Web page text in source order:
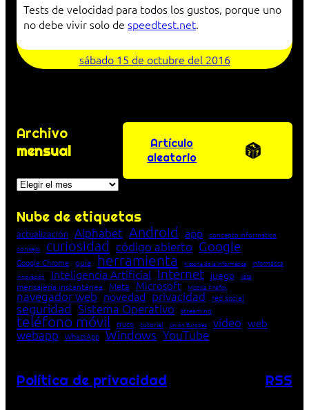
Tests de velocidad para todos los gustos, porque uno
no debe vivir solo de speedtest.net.
sábado 15 de octubre del 2016
Archivo
mensual
Archivos
Artículo
aleatorio
Nube de etiquetas
actualización Alphabet Android app concepto informático
consejo
curiosidad código abierto Google
Google Chrome guía herramienta historia de la Informática Informática
innovación Inteligencia Artificial Internet juego lista
mensajería instantánea Meta Microsoft Mozilla Firefox
navegador web novedad privacidad red social
seguridad Sistema Operativo streaming
teléfono móvil truco tutorial Unión Europea vídeo web
webapp WhatsApp Windows YouTube
Política de privacidad RSS